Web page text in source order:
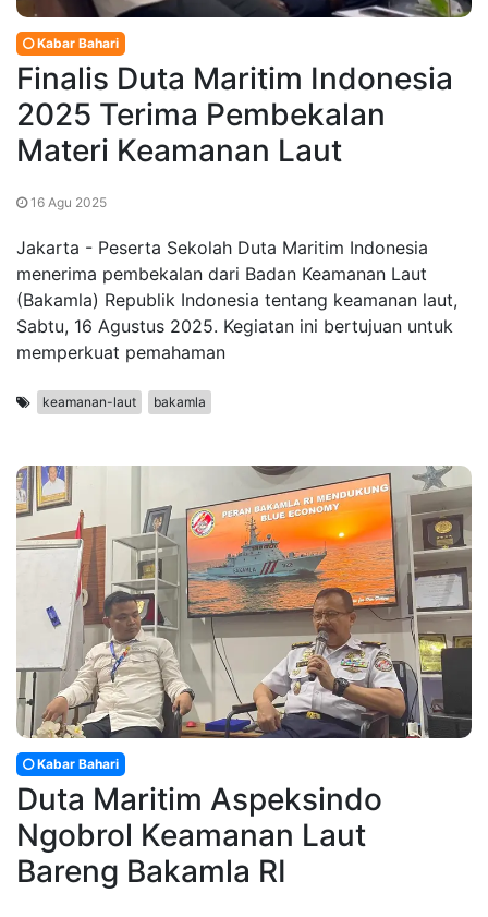
Kabar Bahari
Finalis Duta Maritim Indonesia
2025 Terima Pembekalan
Materi Keamanan Laut
16 Agu 2025
Jakarta - Peserta Sekolah Duta Maritim Indonesia
menerima pembekalan dari Badan Keamanan Laut
(Bakamla) Republik Indonesia tentang keamanan laut,
Sabtu, 16 Agustus 2025. Kegiatan ini bertujuan untuk
memperkuat pemahaman
keamanan-laut bakamla
Kabar Bahari
Duta Maritim Aspeksindo
Ngobrol Keamanan Laut
Bareng Bakamla RI